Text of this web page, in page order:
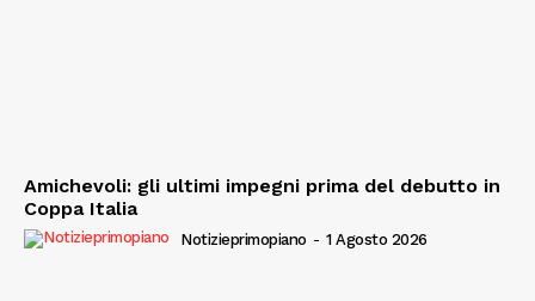
Amichevoli: gli ultimi impegni prima del debutto in
Coppa Italia
Notizieprimopiano - 1 Agosto 2026